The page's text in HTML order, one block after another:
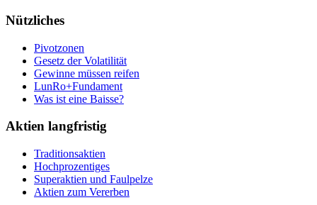
Nützliches
Pivotzonen
Gesetz der Volatilität
Gewinne müssen reifen
LunRo+Fundament
Was ist eine Baisse?
Aktien langfristig
Traditionsaktien
Hochprozentiges
Superaktien und Faulpelze
Aktien zum Vererben